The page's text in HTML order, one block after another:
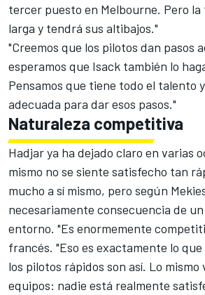
tercer puesto en Melbourne. Pero la
larga y tendrá sus altibajos."
"Creemos que los pilotos dan pasos
esperamos que Isack también lo
Pensamos que tiene todo el talento
adecuada para dar esos pasos."
Naturaleza competitiva
Hadjar ya ha dejado claro en varias
mismo no se siente satisfecho tan
mucho a sí mismo, pero según
necesariamente consecuencia de
entorno. "Es enormemente
francés. "Eso es exactamente lo
los pilotos rápidos son así. Lo mismo
equipos: nadie está realmente